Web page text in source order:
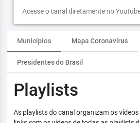
Acesse o canal diretamente no
Municípios Mapa Coronavírus
Presidentes do Brasil
Playlists
As playlists do canal organizam os